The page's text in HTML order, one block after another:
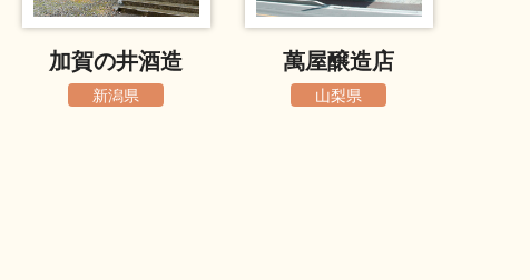
加賀の井酒造
新潟県
萬屋醸造店
山梨県